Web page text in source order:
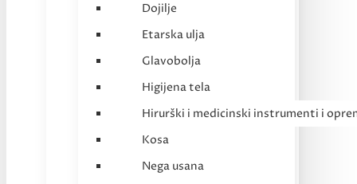
Dojilje
Etarska ulja
Glavobolja
Higijena tela
Hirurški i medicinski instrumenti i
Kosa
Nega usana